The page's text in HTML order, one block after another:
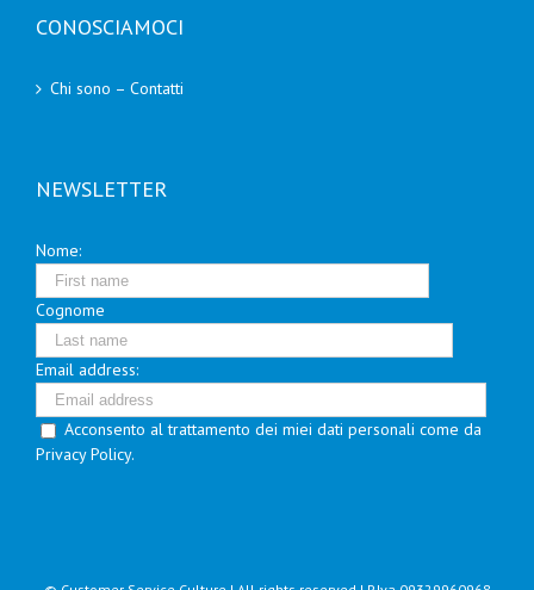
CONOSCIAMOCI
Chi sono – Contatti
NEWSLETTER
Nome:
Cognome
Email address:
Acconsento al trattamento dei miei dati personali come da
Privacy Policy.